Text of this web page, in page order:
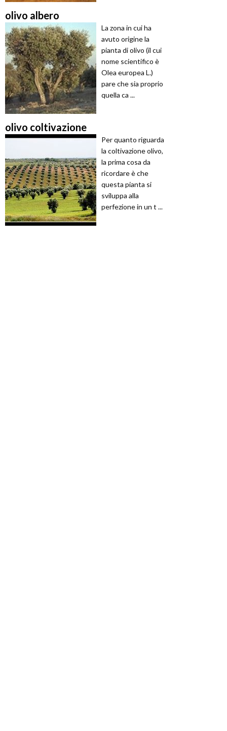
olivo albero
La zona in cui ha
avuto origine la
pianta di olivo (il cui
nome scientifico è
Olea europea L.)
pare che sia proprio
quella ca ...
olivo coltivazione
Per quanto riguarda
la coltivazione olivo,
la prima cosa da
ricordare è che
questa pianta si
sviluppa alla
perfezione in un t ...